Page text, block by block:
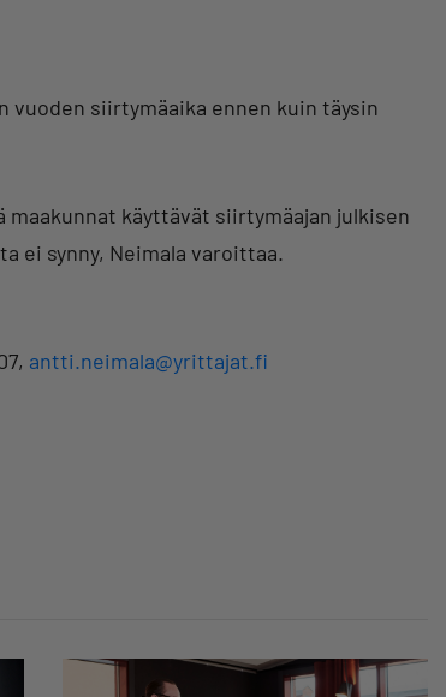
siirtymäaika ennen kuin täysin
käyttävät siirtymäajan julkisen
ei synny, Neimala varoittaa.
antti.neimala@yrittajat.fi